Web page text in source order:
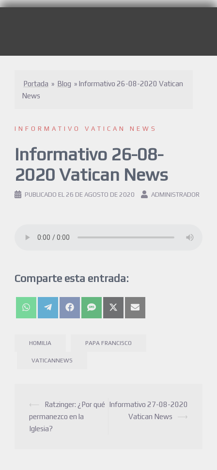
Portada » Blog » Informativo 26-08-2020 Vatican
News
INFORMATIVO VATICAN NEWS
Informativo 26-08-
2020 Vatican News
PUBLICADO EL 26 DE AGOSTO DE 2020 ADMINISTRADOR
Comparte esta entrada:
HOMILIA PAPA FRANCISCO
VATICANNEWS
⟵
Ratzinger: ¿Por qué
permanezco en la
Iglesia?
Informativo 27-08-2020
Vatican News
⟶